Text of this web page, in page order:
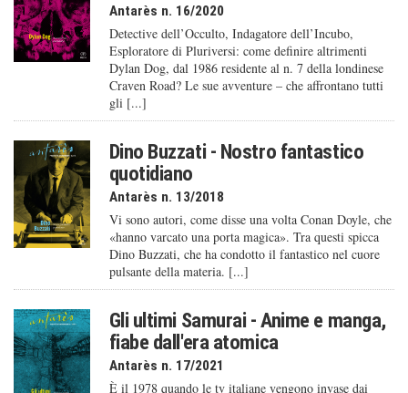
Antarès n. 16/2020
Detective dell’Occulto, Indagatore dell’Incubo,
Esploratore di Pluriversi: come definire altrimenti
Dylan Dog, dal 1986 residente al n. 7 della londinese
Craven Road? Le sue avventure – che affrontano tutti
gli [...]
Dino Buzzati - Nostro fantastico
quotidiano
Antarès n. 13/2018
Vi sono autori, come disse una volta Conan Doyle, che
«hanno varcato una porta magica». Tra questi spicca
Dino Buzzati, che ha condotto il fantastico nel cuore
pulsante della materia. [...]
Gli ultimi Samurai - Anime e manga,
fiabe dall'era atomica
Antarès n. 17/2021
È il 1978 quando le tv italiane vengono invase dai